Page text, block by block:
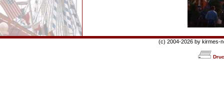
(c) 2004-2026 by kirmes-